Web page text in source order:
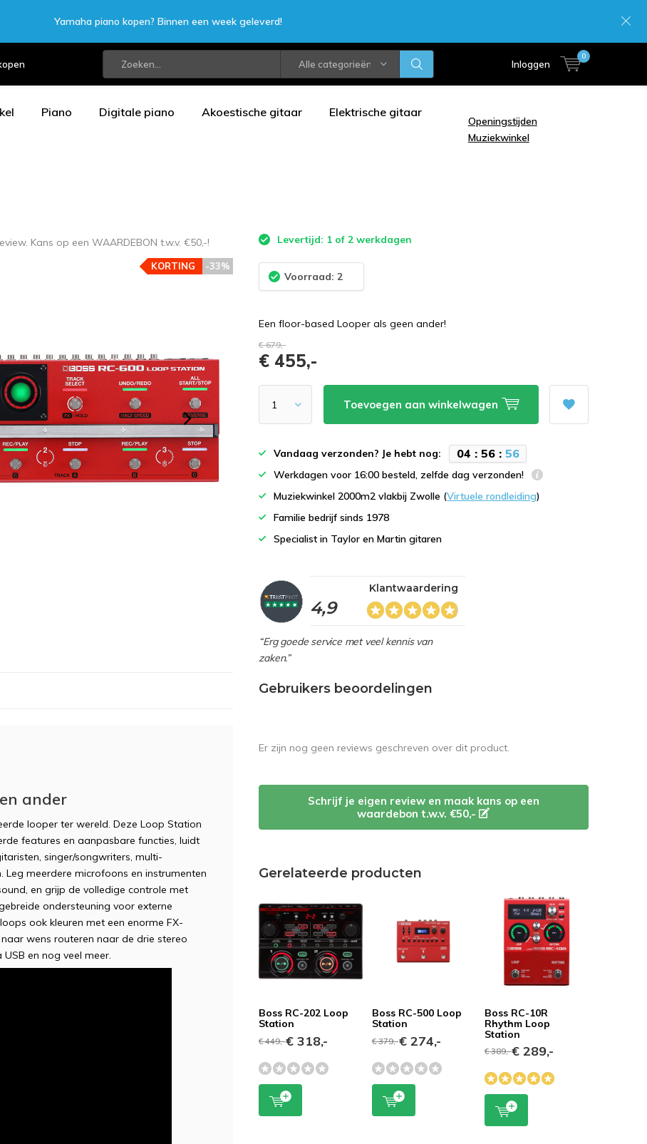
Alle categorieën Inloggen
0
Yamaha piano kopen? Binnen een week geleverd!
Piano Digitale piano Akoestische gitaar Elektrische gitaar
Openingstijden
Muziekwinkel
Kans op een WAARDEBON t.w.v. €50,-!
-33%
KORTING
Levertijd: 1 of 2 werkdagen
Voorraad: 2
Een floor-based Looper als geen ander!
€ 679,-
€ 455,-
Toevoegen aan winkelwagen
Vandaag verzonden? Je hebt nog: 04 : 56: 55
Werkdagen voor 16:00 besteld, zelfde dag verzonden!
Muziekwinkel 2000m2 vlakbij Zwolle (Virtuele rondleiding)
Familie bedrijf sinds 1978
Specialist in Taylor en Martin gitaren
4,9
Klantwaardering
“Erg goede service met veel kennis van
zaken.”
ander
looper ter wereld. Deze Loop Station
features en aanpasbare functies, luidt
singer/songwriters, multi-
meerdere microfoons en instrumenten
en grijp de volledige controle met
ondersteuning voor externe
ook kleuren met een enorme FX-
wens routeren naar de drie stereo
en nog veel meer.
Gebruikers beoordelingen
Er zijn nog geen reviews geschreven over dit product.
Schrijf je eigen review en maak kans op een
waardebon t.w.v. €50,-
Gerelateerde producten
Boss RC-202 Loop
Station
€ 449,-€ 318,-
Boss RC-500 Loop
Station
€ 379,-€ 274,-
Boss RC-10R
Rhythm Loop
Station
€ 389,-€ 289,-